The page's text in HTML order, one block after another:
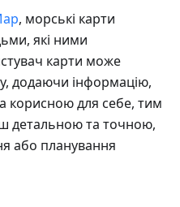
, морські карти
які ними
карти може
додаючи інформацію,
корисною для себе, тим
детальною та точною,
або планування